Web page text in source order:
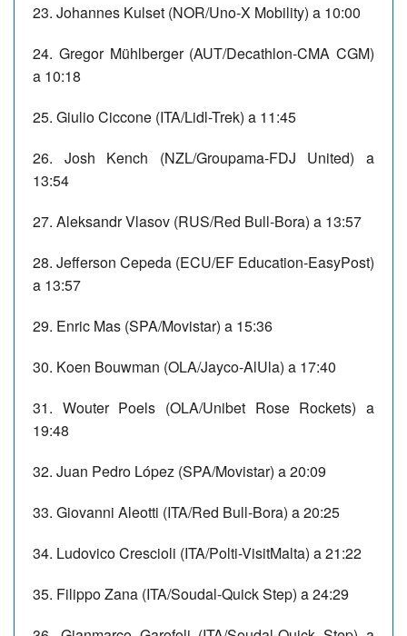
23. Johannes Kulset (NOR/Uno-X Mobility) a 10:00
24. Gregor Mühlberger (AUT/Decathlon-CMA CGM)
a 10:18
25. Giulio Ciccone (ITA/Lidl-Trek) a 11:45
26. Josh Kench (NZL/Groupama-FDJ United) a
13:54
27. Aleksandr Vlasov (RUS/Red Bull-Bora) a 13:57
28. Jefferson Cepeda (ECU/EF Education-EasyPost)
a 13:57
29. Enric Mas (SPA/Movistar) a 15:36
30. Koen Bouwman (OLA/Jayco-AlUla) a 17:40
31. Wouter Poels (OLA/Unibet Rose Rockets) a
19:48
32. Juan Pedro López (SPA/Movistar) a 20:09
33. Giovanni Aleotti (ITA/Red Bull-Bora) a 20:25
34. Ludovico Crescioli (ITA/Polti-VisitMalta) a 21:22
35. Filippo Zana (ITA/Soudal-Quick Step) a 24:29